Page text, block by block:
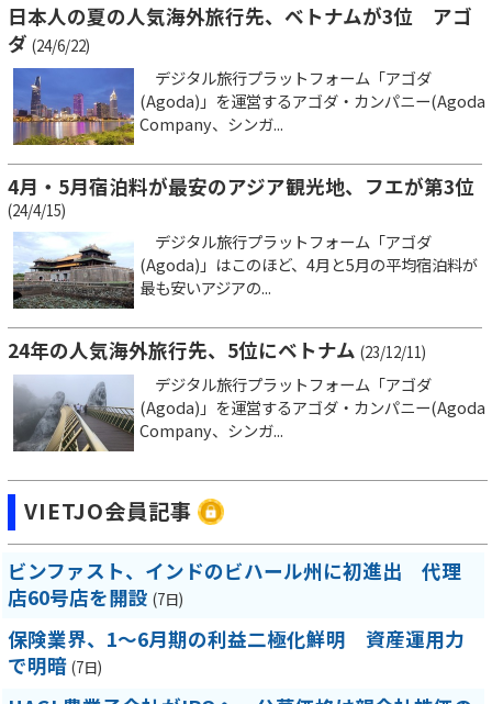
日本人の夏の人気海外旅行先、ベトナムが3位 アゴ
ダ (24/6/22)
デジタル旅行プラットフォーム「アゴダ
(Agoda)」を運営するアゴダ・カンパニー(Agoda
Company、シンガ...
4月・5月宿泊料が最安のアジア観光地、フエが第3位
(24/4/15)
デジタル旅行プラットフォーム「アゴダ
(Agoda)」はこのほど、4月と5月の平均宿泊料が
最も安いアジアの...
24年の人気海外旅行先、5位にベトナム (23/12/11)
デジタル旅行プラットフォーム「アゴダ
(Agoda)」を運営するアゴダ・カンパニー(Agoda
Company、シンガ...
VIETJO会員記事
ビンファスト、インドのビハール州に初進出 代理
店60号店を開設 (7日)
保険業界、1～6月期の利益二極化鮮明 資産運用力
で明暗 (7日)